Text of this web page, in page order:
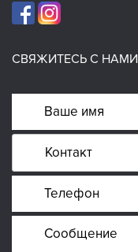
СВЯЖИТЕСЬ С НАМИ